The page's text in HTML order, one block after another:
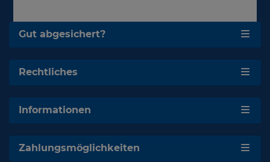
Gut abgesichert?
Rechtliches
Informationen
Zahlungsmöglichkeiten